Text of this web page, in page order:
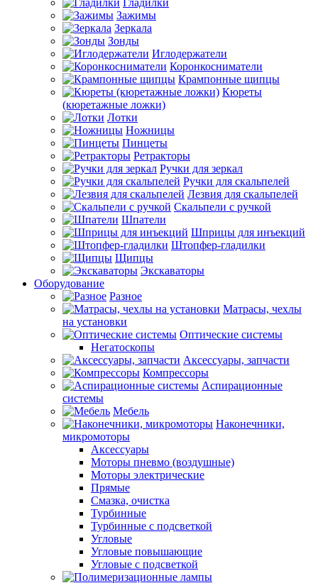
Гладилки
Зажимы
Зеркала
Зонды
Иглодержатели
Коронкосниматели
Крампонные щипцы
Кюреты
(кюретажные ложки)
Лотки
Ножницы
Пинцеты
Ретракторы
Ручки для зеркал
Ручки для скальпелей
Лезвия для скальпелей
Скальпели с ручкой
Шпатели
Шприцы для инъекций
Штопфер-гладилки
Щипцы
Экскаваторы
Оборудование
Разное
Матрасы, чехлы
на установки
Оптические системы
Негатоскопы
Аксессуары, запчасти
Компрессоры
Аспирационные
системы
Мебель
Наконечники,
микромоторы
Аксессуары
Моторы пневмо (воздушные)
Моторы электрические
Прямые
Смазка, очистка
Турбинные
Турбинные с подсветкой
Угловые
Угловые повышающие
Угловые с подсветкой